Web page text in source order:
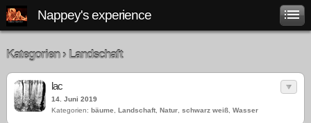
Nappey's experience
Kategorien › Landschaft
lac
14. Juni 2019
Kategorien: bäume Landschaft Natur schwarz weiß Wasser